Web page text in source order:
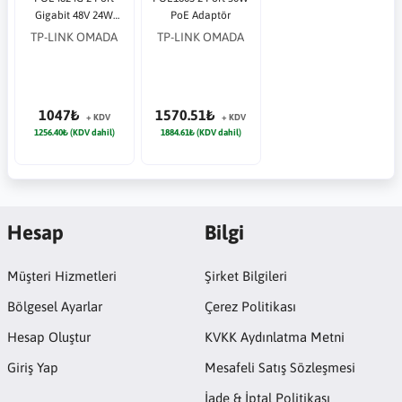
Gigabit 48V 24W
Passive PoE Adaptör
TP-LINK OMADA
1047₺
+ KDV
1256.40₺ (KDV dahil)
PoE Adaptör
TP-LINK OMADA
1570.51₺
+ KDV
1884.61₺ (KDV dahil)
Hesap
Müşteri Hizmetleri
Bölgesel Ayarlar
Hesap Oluştur
Giriş Yap
Bilgi
Şirket Bilgileri
Çerez Politikası
KVKK Aydınlatma Metni
Mesafeli Satış Sözleşmesi
İade & İptal Politikası